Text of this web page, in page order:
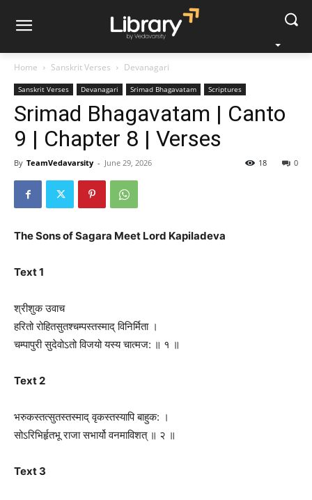
Home Sanskrit Verses Devanagari
Sanskrit Verses Devanagari Srimad Bhagavatam Scriptures
Srimad Bhagavatam | Canto
9 | Chapter 8 | Verses
By TeamVedavarsity - June 29, 2026 0
18
The Sons of Sagara Meet Lord Kapiladeva
Text 1
श्रीशुक उवाच
हरितो रोहितसुतश्चम्पस्तस्माद् विनिर्मिता ।
चम्पापुरी सुदेवोऽतो विजयो यस्य चात्मज: ॥ १ ॥
Text 2
भरुकस्तत्सुतस्तस्माद् वृकस्तस्यापि बाहुक: ।
सोऽरिभिर्हृतभू राजा सभार्यो वनमाविशत् ॥ २ ॥
Text 3